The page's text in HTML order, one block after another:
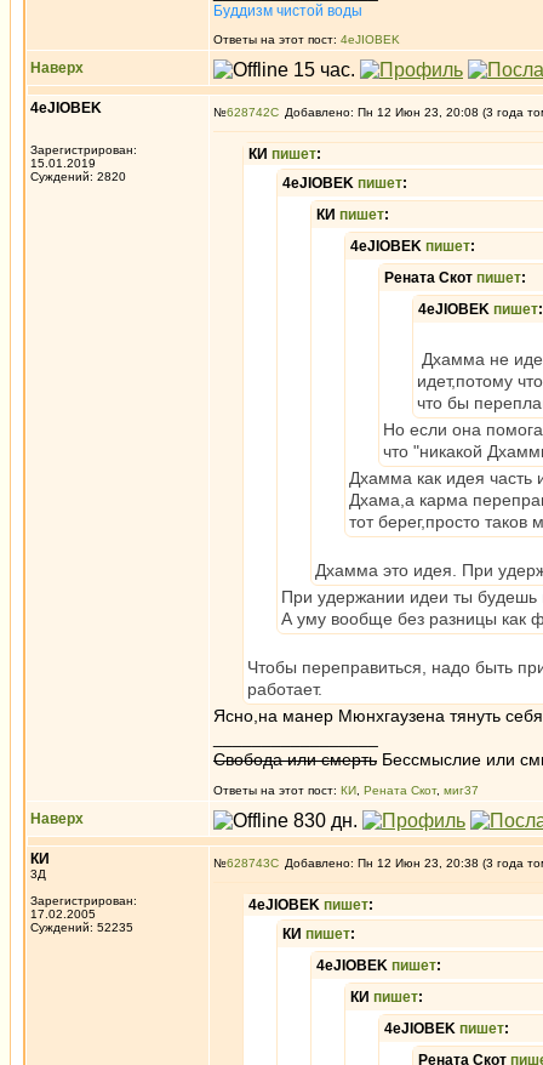
Буддизм чистой воды
Ответы на этот пост: 4eJIOBEK
Наверх
4eJIOBEK
Зарегистрирован:
15.01.2019
Суждений: 2820
№628742 Добавлено: Пн 12 Июн 23, 20:08 (3 года
КИ пишет:
4eJIOBEK пишет:
КИ пишет:
4eJIOBEK пишет:
Рената Скот пишет:
4eJIOBEK пишет:
Дхамма не
идет,потому
что бы
Но если она
что "никакой
Дхамма как идея
Дхама,а карма
тот берег,просто
Дхамма это идея. При
При удержании идеи ты
А уму вообще без разницы как
Чтобы переправиться, надо быть
работает.
Ясно,на манер Мюнхгаузена тянуть
Свобода или смерть Бессмыслие или
Ответы на этот пост: КИ Рената Скот, миг37
Наверх
КИ
3Д
Зарегистрирован:
17.02.2005
Суждений: 52235
№628743 Добавлено: Пн 12 Июн 23, 20:38 (3 года
4eJIOBEK пишет:
КИ пишет:
4eJIOBEK пишет:
КИ пишет:
4eJIOBEK пишет:
Рената Скот